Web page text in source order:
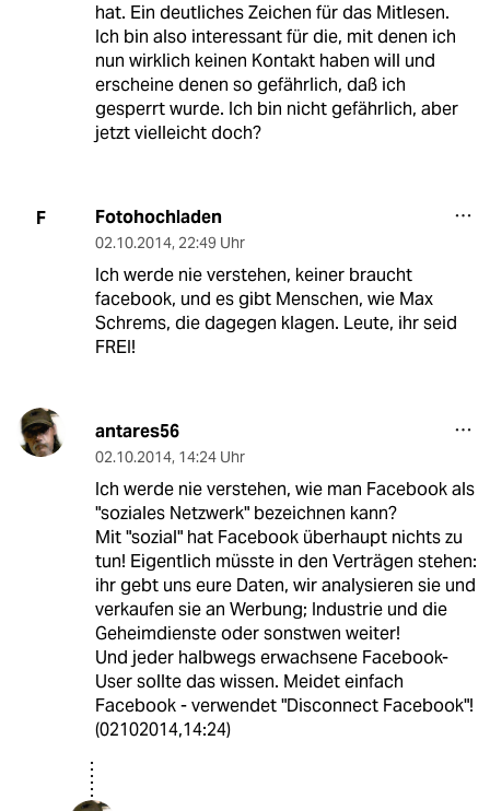
hat. Ein deutliches Zeichen für das Mitlesen.
Ich bin also interessant für die, mit denen ich
nun wirklich keinen Kontakt haben will und
erscheine denen so gefährlich, daß ich
gesperrt wurde. Ich bin nicht gefährlich, aber
jetzt vielleicht doch?
F Fotohochladen
02.10.2014, 22:49 Uhr
Ich werde nie verstehen, keiner braucht
facebook, und es gibt Menschen, wie Max
Schrems, die dagegen klagen. Leute, ihr seid
FREI!
antares56
02.10.2014, 14:24 Uhr
Ich werde nie verstehen, wie man Facebook als
"soziales Netzwerk" bezeichnen kann?
Mit "sozial" hat Facebook überhaupt nichts zu
tun! Eigentlich müsste in den Verträgen stehen:
ihr gebt uns eure Daten, wir analysieren sie und
verkaufen sie an Werbung; Industrie und die
Geheimdienste oder sonstwen weiter!
Und jeder halbwegs erwachsene Facebook-
User sollte das wissen. Meidet einfach
Facebook - verwendet "Disconnect Facebook"!
(02102014,14:24)